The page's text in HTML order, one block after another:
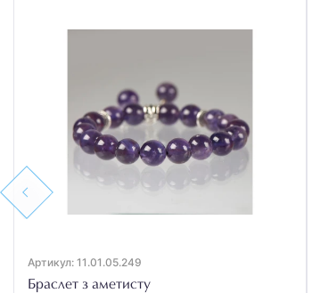
Previous
Артикул: 11.01.05.249
Браслет з аметисту